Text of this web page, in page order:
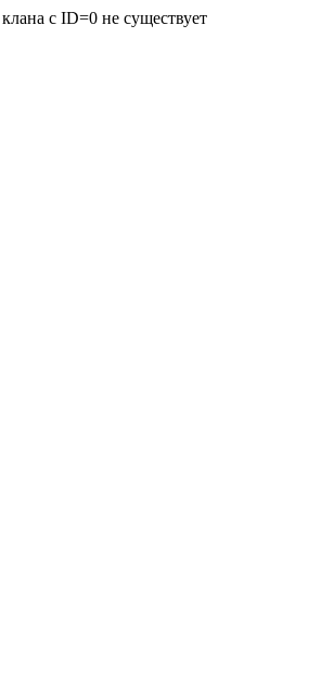
с ID=0 не существует